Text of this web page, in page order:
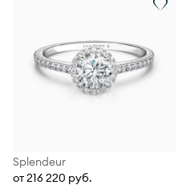
Splendeur
от 216 220 руб.